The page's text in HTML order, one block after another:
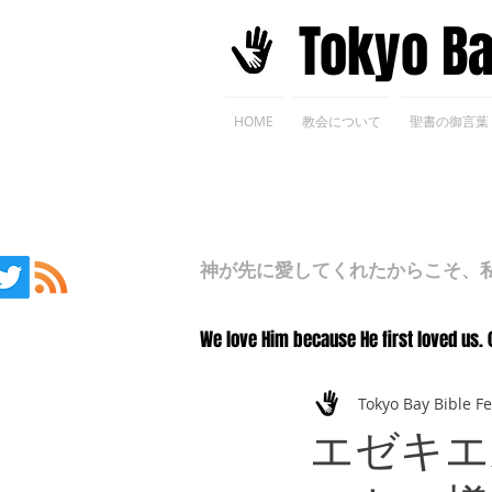
​Tokyo
HOME 教会について 聖書の御言葉
神が先に愛してくれたからこそ、
We love Him because He first loved us.
エゼキ
Tokyo Bay Bible